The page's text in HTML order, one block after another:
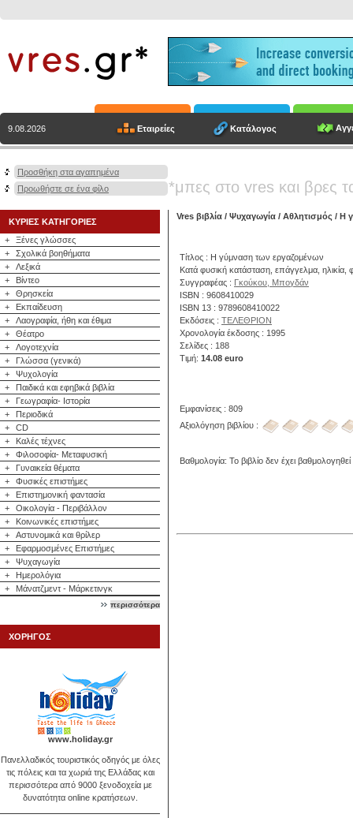
9.08.2026 Εταιρείες Κατάλογος
Προσθήκη στα αγαπημένα
Προωθήστε σε ένα φίλο
*μπες στο vres και βρες
ΚΥΡΙΕΣ ΚΑΤΗΓΟΡΙΕΣ
+
Ξένες γλώσσες
+
Σχολικά βοηθήματα
+
Λεξικά
+
Βίντεο
+
Θρησκεία
+
Εκπαίδευση
+
Λαογραφία, ήθη και έθιμα
+
Θέατρο
+
Λογοτεχνία
+
Γλώσσα (γενικά)
+
Ψυχολογία
+
Παιδικά και εφηβικά βιβλία
+
Γεωγραφία- Ιστορία
+
Περιοδικά
+
CD
+
Καλές τέχνες
+
Φιλοσοφία- Μεταφυσική
+
Γυναικεία θέματα
+
Φυσικές επιστήμες
+
Επιστημονική φαντασία
+
Οικολογία - Περιβάλλον
+
Κοινωνικές επιστήμες
+
Αστυνομικά και θρίλερ
+
Εφαρμοσμένες Επιστήμες
+
Ψυχαγωγία
+
Ημερολόγια
+
Μάνατζμεντ - Μάρκετινγκ
περισσότερα
ΧΟΡΗΓΟΣ
www.holiday.gr
Πανελλαδικός τουριστικός οδηγός με όλες
τις πόλεις και τα χωριά της Ελλάδας και
περισσότερα από 9000 ξενοδοχεία με
δυνατότητα online κρατήσεων.
Vres βιβλία / Ψυχαγωγία / Αθλητισμός / Η
Τίτλος : Η γύμναση των εργαζομένων
Κατά φυσική κατάσταση, επάγγελμα, ηλικία,
Συγγραφέας : Γκούκου, Μπογδάν
ISBN : 9608410029
ISBN 13 : 9789608410022
Εκδόσεις : ΤΕΛΕΘΡΙΟΝ
Χρονολογία έκδοσης : 1995
Σελίδες : 188
Τιμή: 14.08 euro
Εμφανίσεις : 809
Αξιολόγηση βιβλίου :
Βαθμολογία: Το βιβλίο δεν έχει